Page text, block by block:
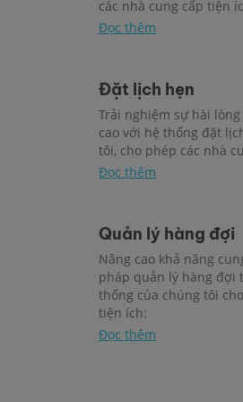
các nhà cung cấp tiện
Đọc thêm
Đặt lịch hẹn
Trải nghiệm sự hài
cao với hệ thống đặt
tôi, cho phép các nhà
Đọc thêm
Quản lý hàng đợi
Nâng cao khả năng
pháp quản lý hàng đợi
thống của chúng tôi
tiện ích:
Đọc thêm